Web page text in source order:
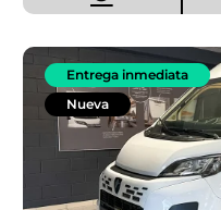
Entrega inmediata
Nueva